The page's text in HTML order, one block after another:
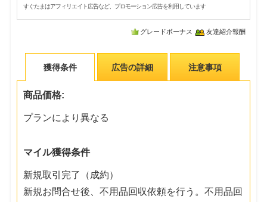
すぐたまはアフィリエイト広告など、プロモーション広告を利用しています
グレードボーナス 友達紹介報酬
獲得条件 広告の詳細 注意事項
商品価格:
プランにより異なる
マイル獲得条件
新規取引完了（成約）
新規お問合せ後、不用品回収依頼を行う。不用品回